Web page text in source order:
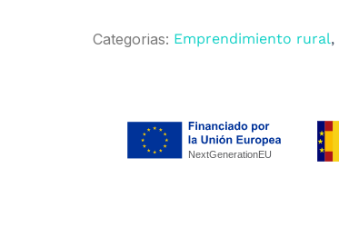
Categorias: Emprendimiento rural,